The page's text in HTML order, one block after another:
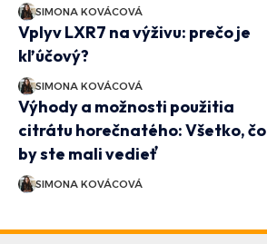
SIMONA KOVÁCOVÁ
Vplyv LXR7 na výživu: prečo je
kľúčový?
SIMONA KOVÁCOVÁ
Výhody a možnosti použitia
citrátu horečnatého: Všetko, čo
by ste mali vedieť
SIMONA KOVÁCOVÁ